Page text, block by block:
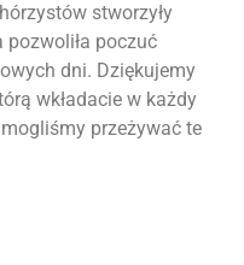
stworzyły
poczuć
dni. Dziękujemy
wkładacie w każdy
przeżywać te